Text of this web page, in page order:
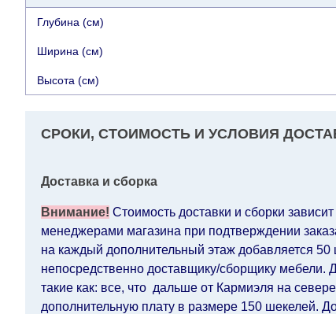
Глубина (см)
Ширина (см)
Высота (см)
СРОКИ, СТОИМОСТЬ И УСЛОВИЯ
Доставка и сборка
Внимание! Стоимость доставки и сборки
менеджерами магазина при подтверждении
на каждый дополнительный этаж добавляется 50
непосредственно доставщику/сборщику мебели.
такие как: все, что дальше от Кармиэля на
дополнительную плату в размере 150 шекелей.